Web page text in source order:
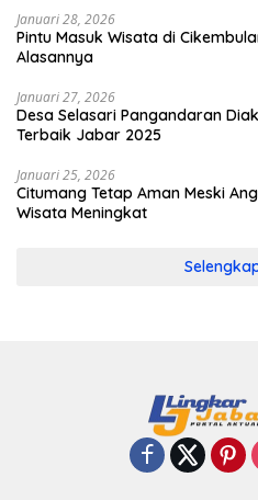
Januari 28, 2026
Pintu Masuk Wisata di
Alasannya
Januari 27, 2026
Desa Selasari Pangandaran
Terbaik Jabar 2025
Januari 25, 2026
Citumang Tetap Aman Meski
Wisata Meningkat